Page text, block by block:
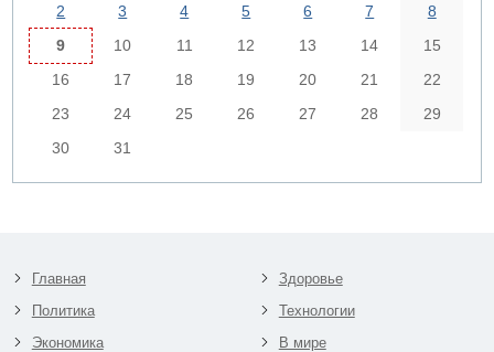
2
3 4 5 6 7
8
9
10 11 12 13 14
15
16
17 18 19 20 21
22
23
24 25 26 27 28
29
30
31
Главная
Политика
Экономика
Здоровье
Технологии
В мире